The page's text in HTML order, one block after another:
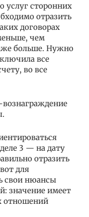
услуг сторонних
отразить
договорах
чем
больше. Нужно
все
во все
3 — на дату
отразить
для
свои нюансы
значение имеет
отношений